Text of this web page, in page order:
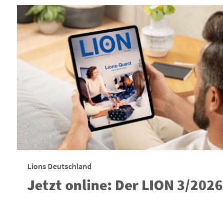
Lions Deutschland
Jetzt online: Der LION 3/2026